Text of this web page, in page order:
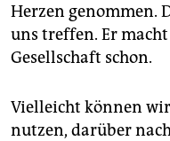
Herzen genommen.
uns treffen. Er
Gesellschaft schon.
Vielleicht können
nutzen, darüber